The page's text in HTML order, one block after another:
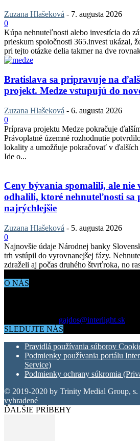
Zuzana Hlašeková - 7. augusta 2026
0
Kúpa nehnuteľnosti alebo investícia do
prieskum spoločnosti 365.invest ukázal,
pri tejto otázke delia takmer na dve
Bratislava sa pripravuje na
projekt. Medze vstupujú do
Zuzana Hlašeková - 6. augusta 2026
0
Príprava projektu Medze pokračuje
Právoplatné územné rozhodnutie
lokality a umožňuje pokračovať v
Ide o...
Ceny bývania spomalili, ale nie
odhalili, ktoré nehnuteľnosti sa
najrýchlejšie
Zuzana Hlašeková - 5. augusta 2026
0
Najnovšie údaje Národnej banky
trh vstúpil do vyrovnanejšej fázy.
zdraželi aj počas druhého štvrťroka, no
O NÁS
gajdos@interlight.sk
SLEDUJTE NÁS
Pravidlá používania súborov
Podmienky používania portálu
Service)
Podmienky ochrany súkromia
© 2019-2020 by Trinity Medial Group, s.
vyhradené
ĎALŠIE PRÍBEHY